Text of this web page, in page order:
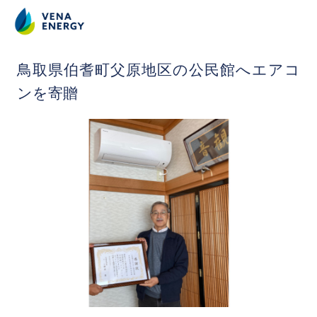
2022.11.16
鳥取県伯耆町父原地区の公民館へエアコ
ンを寄贈